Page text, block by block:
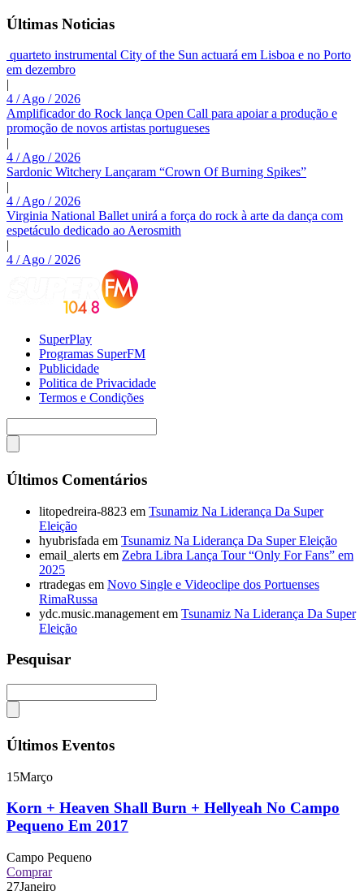
Últimas Noticias
quarteto instrumental City of the Sun actuará em Lisboa e no Porto
em dezembro
|
4 / Ago / 2026
Amplificador do Rock lança Open Call para apoiar a produção e
promoção de novos artistas portugueses
|
4 / Ago / 2026
Sardonic Witchery Lançaram “Crown Of Burning Spikes”
|
4 / Ago / 2026
Virginia National Ballet unirá a força do rock à arte da dança com
espetáculo dedicado ao Aerosmith
|
4 / Ago / 2026
SuperPlay
Programas SuperFM
Publicidade
Politica de Privacidade
Termos e Condições
Últimos Comentários
litopedreira-8823 em Tsunamiz Na Liderança Da Super
Eleição
hyubrisfada em Tsunamiz Na Liderança Da Super Eleição
email_alerts em Zebra Libra Lança Tour “Only For Fans” em
2025
rtradegas em Novo Single e Videoclipe dos Portuenses
RimaRussa
ydc.music.management em Tsunamiz Na Liderança Da Super
Eleição
Pesquisar
Últimos Eventos
15Março
Korn + Heaven Shall Burn + Hellyeah No Campo
Pequeno Em 2017
Campo Pequeno
Comprar
27Janeiro